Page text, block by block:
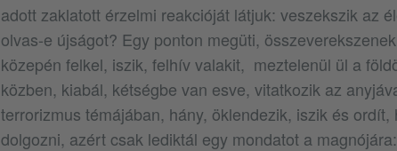
adott zaklatott érzelmi reakcióját látjuk: veszekszik az
olvas-e újságot? Egy ponton megüti,
közepén felkel, iszik, felhív valakit, meztelenül ül a
közben, kiabál, kétségbe van esve, vitatkozik az
terrorizmus témájában, hány, öklendezik, iszik és
dolgozni, azért csak lediktál egy mondatot a